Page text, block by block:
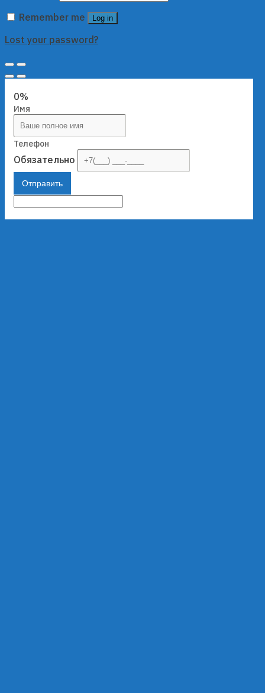
Remember me
Log in
Lost your password?
0%
Имя
Телефон
Обязательно
Отправить